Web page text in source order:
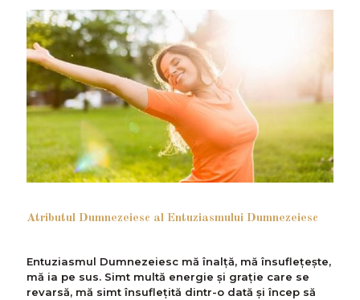
Atributul Dumnezeiesc al Entuziasmului Dumnezeiesc
Entuziasmul Dumnezeiesc mă înalță, mă însuflețește,
mă ia pe sus. Simt multă energie și grație care se
revarsă, mă simt însuflețită dintr-o dată și încep să